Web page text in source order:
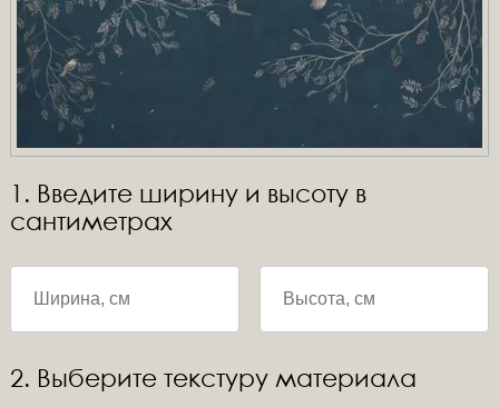
1. Введите ширину и высоту в
сантиметрах
2. Выберите текстуру материала